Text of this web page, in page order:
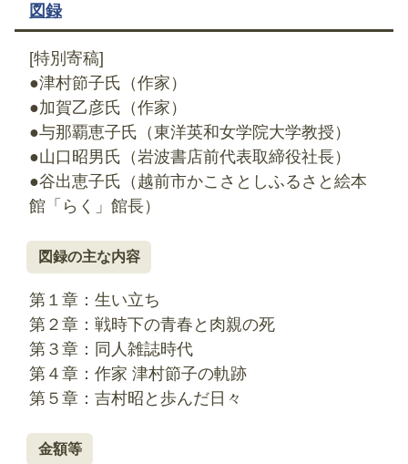
図録
[特別寄稿]
●津村節子氏（作家）
●加賀乙彦氏（作家）
●与那覇恵子氏（東洋英和女学院大学教授）
●山口昭男氏（岩波書店前代表取締役社長）
●谷出恵子氏（越前市かこさとしふるさと絵本
館「らく」館長）
図録の主な内容
第１章：生い立ち
第２章：戦時下の青春と肉親の死
第３章：同人雑誌時代
第４章：作家 津村節子の軌跡
第５章：吉村昭と歩んだ日々
金額等